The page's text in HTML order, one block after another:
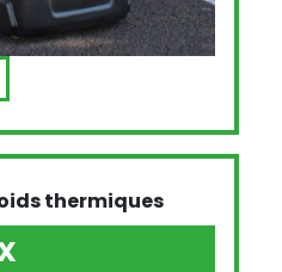
thermiques